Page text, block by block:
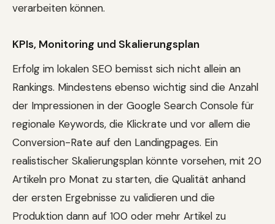
verarbeiten können.
KPIs, Monitoring und Skalierungsplan
Erfolg im lokalen SEO bemisst sich nicht allein an
Rankings. Mindestens ebenso wichtig sind die Anzahl
der Impressionen in der Google Search Console für
regionale Keywords, die Klickrate und vor allem die
Conversion-Rate auf den Landingpages. Ein
realistischer Skalierungsplan könnte vorsehen, mit 20
Artikeln pro Monat zu starten, die Qualität anhand
der ersten Ergebnisse zu validieren und die
Produktion dann auf 100 oder mehr Artikel zu